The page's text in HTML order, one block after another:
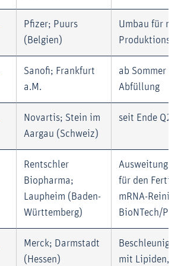
Externer-Link (Öffnet im neuen Fenster)
Pfizer; Puurs
(Belgien)
Umbau für
Externer-Link (Öffnet im neuen Fenster)
Sanofi; Frankfurt
a.M.
ab Sommer
Abfüllung
Externer-Link (Öffnet im neuen Fenster)
Novartis; Stein im
Aargau (Schweiz)
seit Ende Q2
Rentschler
Biopharma;
Laupheim (Baden-
Württemberg)
Ausweitung
für den
mRNA-
BioNTech/
Externer-Link (Öffnet im neuen Fenster)
Merck; Darmstadt
(Hessen)
mit Lipiden,